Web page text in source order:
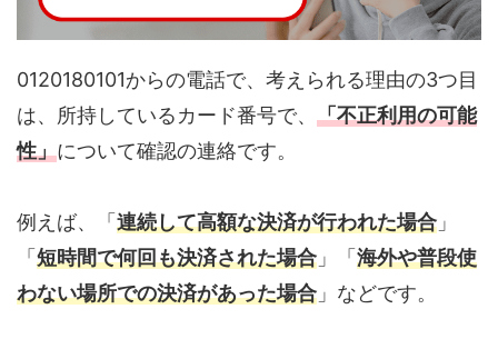
0120180101からの電話で、考えられる理由の3つ目
は、所持しているカード番号で、 「不正利用の可能
性」について確認の連絡です。
例えば、「 連続して高額な決済が行われた場合 」
「 短時間で何回も決済された場合 」「 海外や普段使
わない場所での決済があった場合 」などです。